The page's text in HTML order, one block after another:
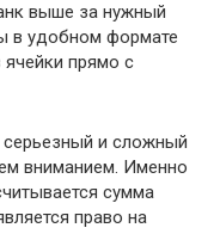
выше за нужный
в удобном формате
прямо с
и сложный
вниманием. Именно
сумма
право на